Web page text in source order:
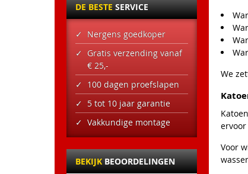
DE BESTESERVICE
Nergens goedkoper
Gratis verzending vanaf
€ 25,-
100 dagen proefslapen
5 tot 10 jaar garantie
Vakkundige montage
BEKIJKBEOORDELINGEN
We
Voor